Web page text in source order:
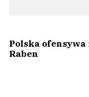
Polska
Raben